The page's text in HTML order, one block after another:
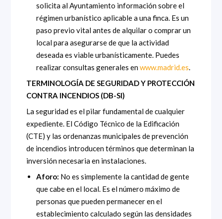
solicita al Ayuntamiento información sobre el
régimen urbanístico aplicable a una finca. Es un
paso previo vital antes de alquilar o comprar un
local para asegurarse de que la actividad
deseada es viable urbanísticamente. Puedes
realizar consultas generales enwww.madrid.es.
TERMINOLOGÍA DE SEGURIDAD Y PROTECCIÓN
CONTRA INCENDIOS (DB-SI)
La seguridad es el pilar fundamental de cualquier
expediente. El Código Técnico de la Edificación
(CTE) y las ordenanzas municipales de prevención
de incendios introducen términos que determinan la
inversión necesaria en instalaciones.
Aforo: No es simplemente la cantidad de gente
que cabe en el local. Es el número máximo de
personas que pueden permanecer en el
establecimiento calculado según las densidades